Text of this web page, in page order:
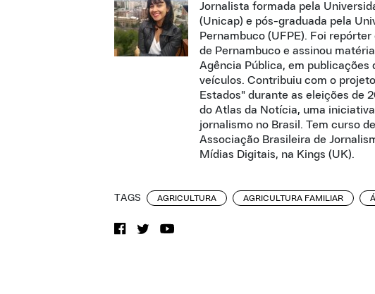
Jornalista formada pela
(Unicap) e pós-graduada pela
Pernambuco (UFPE). Foi
de Pernambuco e assinou
Agência Pública, em publicações
veículos. Contribuiu com o
Estados" durante as eleições de
do Atlas da Notícia, uma
jornalismo no Brasil. Tem curso
Associação Brasileira de
Mídias Digitais, na Kings (UK).
TAGS AGRICULTURA AGRICULTURA FAMILIAR